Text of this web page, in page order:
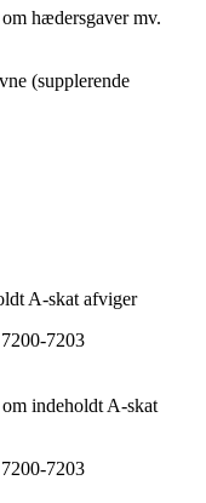
hædersgaver mv.
(supplerende
A-skat afviger
7203
indeholdt A-skat
7203